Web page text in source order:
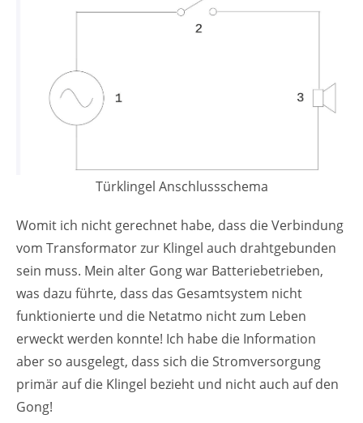
Türklingel Anschlussschema
Womit ich nicht gerechnet habe, dass die Verbindung
vom Transformator zur Klingel auch drahtgebunden
sein muss. Mein alter Gong war Batteriebetrieben,
was dazu führte, dass das Gesamtsystem nicht
funktionierte und die Netatmo nicht zum Leben
erweckt werden konnte! Ich habe die Information
aber so ausgelegt, dass sich die Stromversorgung
primär auf die Klingel bezieht und nicht auch auf den
Gong!